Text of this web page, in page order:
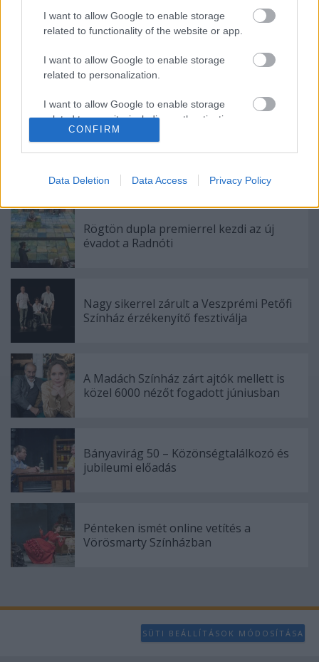
I want to allow Google to enable storage
related to functionality of the website or app.
I want to allow Google to enable storage
related to personalization.
I want to allow Google to enable storage
related to security, including authentication
functionality and fraud prevention, and other
CONFIRM
Data Deletion Data Access Privacy Policy
(Forrás: MTI)
Bábszínház
Ajánlott bejegyzések:
Rögtön dupla premierrel kezdi az új
évadot a Radnóti
Nagy sikerrel zárult a Veszprémi Petőfi
Színház érzékenyítő fesztiválja
A Madách Színház zárt ajtók mellett is
közel 6000 nézőt fogadott júniusban
Bányavirág 50 – Közönségtalálkozó és
jubileumi előadás
Pénteken ismét online vetítés a
Vörösmarty Színházban
SÜTI BEÁLLÍTÁSOK MÓDOSÍTÁSA